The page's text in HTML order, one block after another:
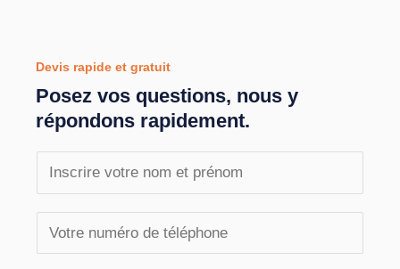
Devis rapide et gratuit
Posez vos questions, nous y
répondons rapidement.
o
é